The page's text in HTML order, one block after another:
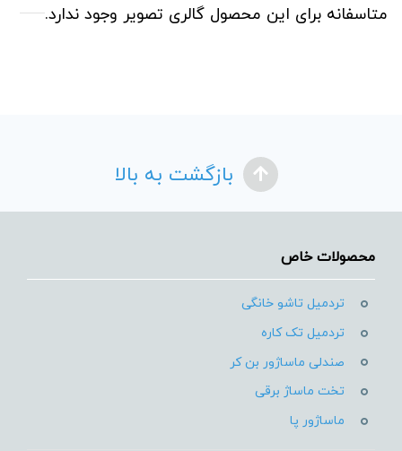
متاسفانه برای این محصول گالری تصویر وجود ندارد.
بازگشت به بالا
محصولات خاص
تردمیل تاشو خانگی
تردمیل تک کاره
صندلی ماساژور بن کر
تخت ماساژ برقی
ماساژور پا